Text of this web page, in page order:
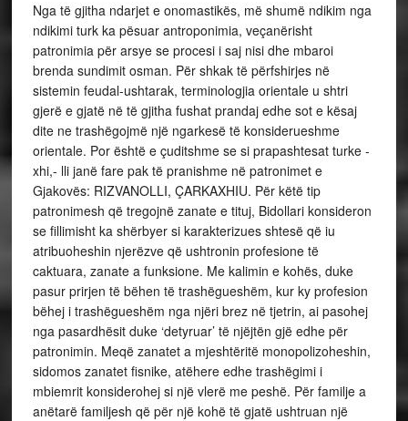
Nga të gjitha ndarjet e onomastikës, më shumë ndikim nga
ndikimi turk ka pësuar antroponimia, veçanërisht
patronimia për arsye se procesi i saj nisi dhe mbaroi
brenda sundimit osman. Për shkak të përfshirjes në
sistemin feudal-ushtarak, terminologjia orientale u shtri
gjerë e gjatë në të gjitha fushat prandaj edhe sot e kësaj
dite ne trashëgojmë një ngarkesë të konsiderueshme
orientale. Por është e çuditshme se si prapashtesat turke -
xhi,- lli janë fare pak të pranishme në patronimet e
Gjakovës: RIZVANOLLI, ÇARKAXHIU. Për këtë tip
patronimesh që tregojnë zanate e tituj, Bidollari konsideron
se fillimisht ka shërbyer si karakterizues shtesë që iu
atribuoheshin njerëzve që ushtronin profesione të
caktuara, zanate a funksione. Me kalimin e kohës, duke
pasur prirjen të bëhen të trashëgueshëm, kur ky profesion
bëhej i trashëgueshëm nga njëri brez në tjetrin, ai pasohej
nga pasardhësit duke ‘detyruar’ të njëjtën gjë edhe për
patronimin. Meqë zanatet a mjeshtëritë monopolizoheshin,
sidomos zanatet fisnike, atëhere edhe trashëgimi i
mbiemrit konsiderohej si një vlerë me peshë. Për familje a
anëtarë familjesh që për një kohë të gjatë ushtruan një